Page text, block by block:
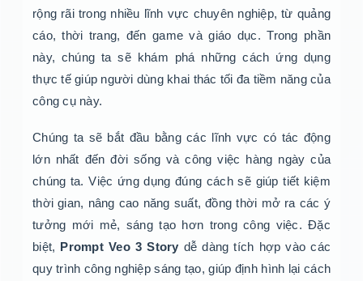
rộng rãi trong nhiều lĩnh vực chuyên nghiệp, từ quảng
cáo, thời trang, đến game và giáo dục. Trong phần
này, chúng ta sẽ khám phá những cách ứng dụng
thực tế giúp người dùng khai thác tối đa tiềm năng của
công cụ này.
Chúng ta sẽ bắt đầu bằng các lĩnh vực có tác động
lớn nhất đến đời sống và công việc hàng ngày của
chúng ta. Việc ứng dụng đúng cách sẽ giúp tiết kiệm
thời gian, nâng cao năng suất, đồng thời mở ra các ý
tưởng mới mẻ, sáng tạo hơn trong công việc. Đặc
biệt, Prompt Veo 3 Story dễ dàng tích hợp vào các
quy trình công nghiệp sáng tạo, giúp định hình lại cách